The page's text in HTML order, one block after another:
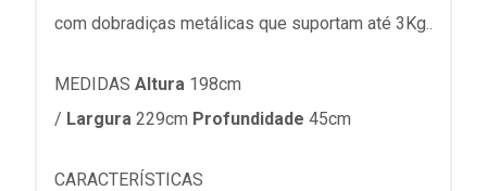
com dobradiças metálicas que suportam até 3Kg..
MEDIDAS Altura 198cm
/ Largura 229cm Profundidade 45cm
CARACTERÍSTICAS